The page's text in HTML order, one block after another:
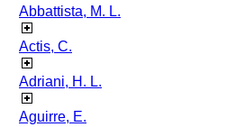
Abbattista, M. L.
Actis, C.
Adriani, H. L.
Aguirre, E.